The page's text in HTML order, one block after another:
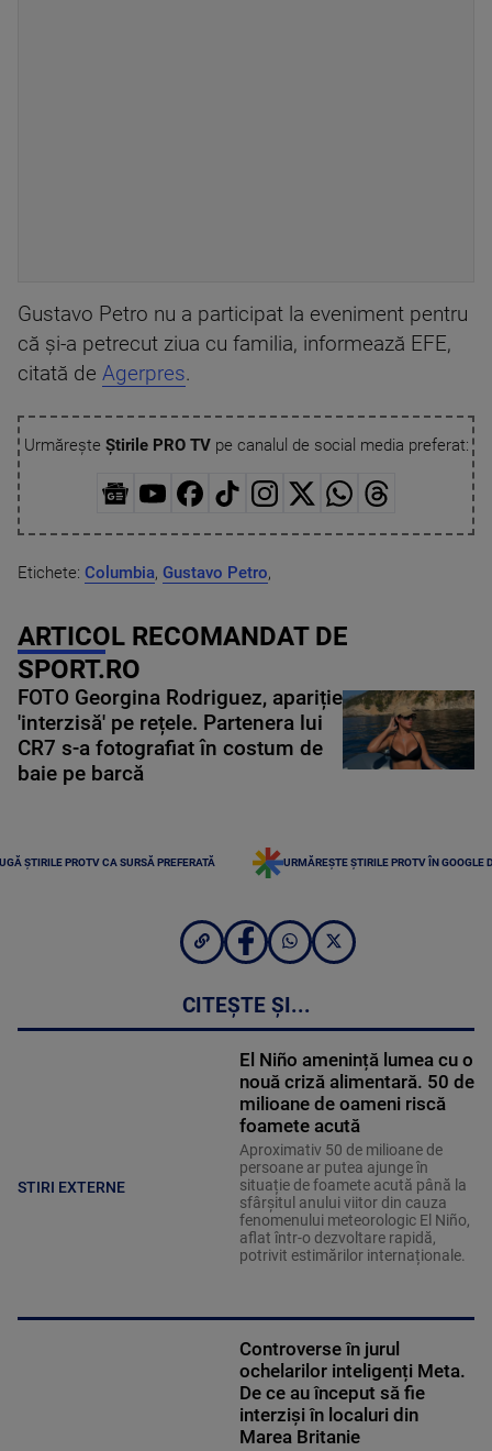
Gustavo Petro nu a participat la eveniment pentru
că şi-a petrecut ziua cu familia, informează EFE,
citată de Agerpres.
Urmărește Știrile PRO TVpe canalul de social media preferat:
Etichete: Columbia, Gustavo Petro,
ARTICOL RECOMANDAT DE
SPORT.RO
FOTO Georgina Rodriguez, apariție
'interzisă' pe rețele. Partenera lui
CR7 s-a fotografiat în costum de
baie pe barcă
ȘTIRILE PROTV CA SURSĂ PREFERATĂ URMĂREȘTE ȘTIRILE PROTV ÎN GOOGLE
CITEȘTE ȘI...
STIRI EXTERNE
El Niño amenință lumea cu o
nouă criză alimentară. 50 de
milioane de oameni riscă
foamete acută
Aproximativ 50 de milioane de
persoane ar putea ajunge în
situație de foamete acută până la
sfârșitul anului viitor din cauza
fenomenului meteorologic El Niño,
aflat într-o dezvoltare rapidă,
potrivit estimărilor internaționale.
Controverse în jurul
ochelarilor inteligenți Meta.
De ce au început să fie
interziși în localuri din
Marea Britanie